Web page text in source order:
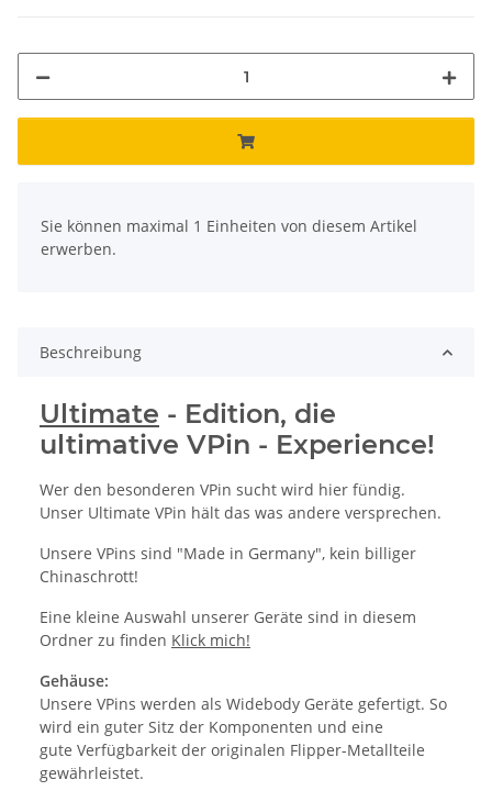
Sie können maximal 1 Einheiten von diesem Artikel
erwerben.
Beschreibung
Ultimate - Edition, die
ultimative VPin - Experience!
Wer den besonderen VPin sucht wird hier fündig.
Unser Ultimate VPin hält das was andere versprechen.
Unsere VPins sind "Made in Germany", kein billiger
Chinaschrott!
Eine kleine Auswahl unserer Geräte sind in diesem
Ordner zu finden Klick mich!
Gehäuse:
Unsere VPins werden als Widebody Geräte gefertigt. So
wird ein guter Sitz der Komponenten und eine
gute Verfügbarkeit der originalen Flipper-Metallteile
gewährleistet.